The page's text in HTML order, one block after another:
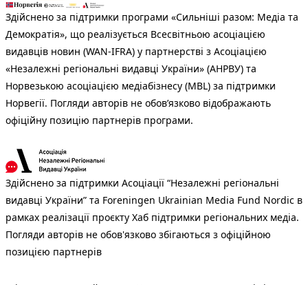
Здійснено за підтримки програми «Сильніші разом: Медіа та
Демократія», що реалізується Всесвітньою асоціацією
видавців новин (WAN-IFRA) у партнерстві з Асоціацією
«Незалежні регіональні видавці України» (АНРВУ) та
Норвезькою асоціацією медіабізнесу (MBL) за підтримки
Норвегії. Погляди авторів не обов’язково відображають
офіційну позицію партнерів програми.
Здійснено за підтримки Асоціації “Незалежні регіональні
видавці України” та Foreningen Ukrainian Media Fund Nordic в
рамках реалізації проєкту Хаб підтримки регіональних медіа.
Погляди авторів не обов'язково збігаються з офіційною
позицією партнерів